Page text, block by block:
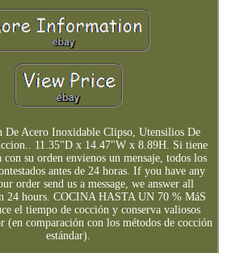
De Acero Inoxidable Clipso, Utensilios De
11.35"D x 14.47"W x 8.89H. Si tiene
su orden envienos un mensaje, todos los
antes de 24 horas. If you have any
order send us a message, we answer all
24 hours. COCINA HASTA UN 70 % MáS
el tiempo de cocción y conserva valiosos
(en comparación con los métodos de cocción
estándar).